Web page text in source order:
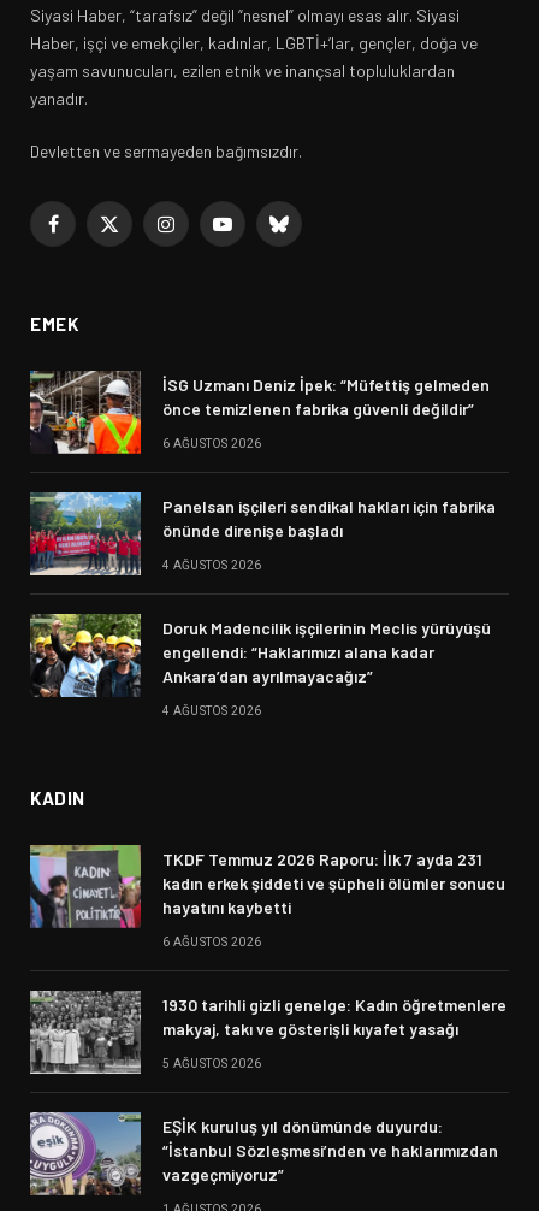
Siyasi Haber, “tarafsız” değil “nesnel” olmayı esas alır. Siyasi
Haber, işçi ve emekçiler, kadınlar, LGBTİ+’lar, gençler, doğa ve
yaşam savunucuları, ezilen etnik ve inançsal topluluklardan
yanadır.
Devletten ve sermayeden bağımsızdır.
Facebook
X
InstagramYouTubeBluesky
EMEK
İSG Uzmanı Deniz İpek: “Müfettiş gelmeden
önce temizlenen fabrika güvenli değildir”
6 AĞUSTOS 2026
Panelsan işçileri sendikal hakları için fabrika
önünde direnişe başladı
4 AĞUSTOS 2026
Doruk Madencilik işçilerinin Meclis yürüyüşü
engellendi: “Haklarımızı alana kadar
Ankara’dan ayrılmayacağız”
4 AĞUSTOS 2026
KADIN
TKDF Temmuz 2026 Raporu: İlk 7 ayda 231
kadın erkek şiddeti ve şüpheli ölümler sonucu
hayatını kaybetti
6 AĞUSTOS 2026
1930 tarihli gizli genelge: Kadın öğretmenlere
makyaj, takı ve gösterişli kıyafet yasağı
5 AĞUSTOS 2026
EŞİK kuruluş yıl dönümünde duyurdu:
“İstanbul Sözleşmesi’nden ve haklarımızdan
vazgeçmiyoruz”